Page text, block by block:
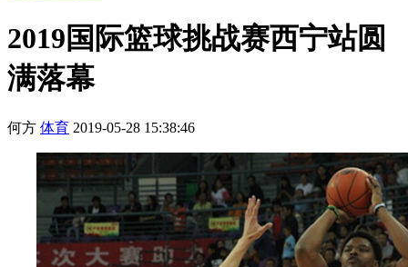
2019国际篮球挑战赛西宁站圆
满落幕
何方 体育 2019-05-28 15:38:46